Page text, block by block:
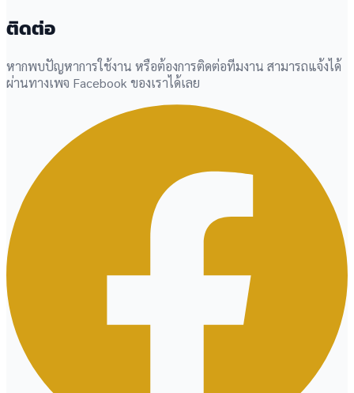
ติดต่อ
หากพบปัญหาการใช้งาน หรือต้องการติดต่อทีมงาน สามารถแจ้งได้
ผ่านทางเพจ Facebook ของเราได้เลย